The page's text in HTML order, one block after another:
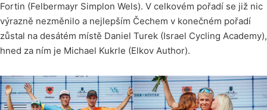
Fortin (Felbermayr Simplon Wels). V celkovém pořadí se již nic
výrazně nezměnilo a nejlepším Čechem v konečném pořadí
zůstal na desátém místě Daniel Turek (Israel Cycling Academy),
hned za ním je Michael Kukrle (Elkov Author).